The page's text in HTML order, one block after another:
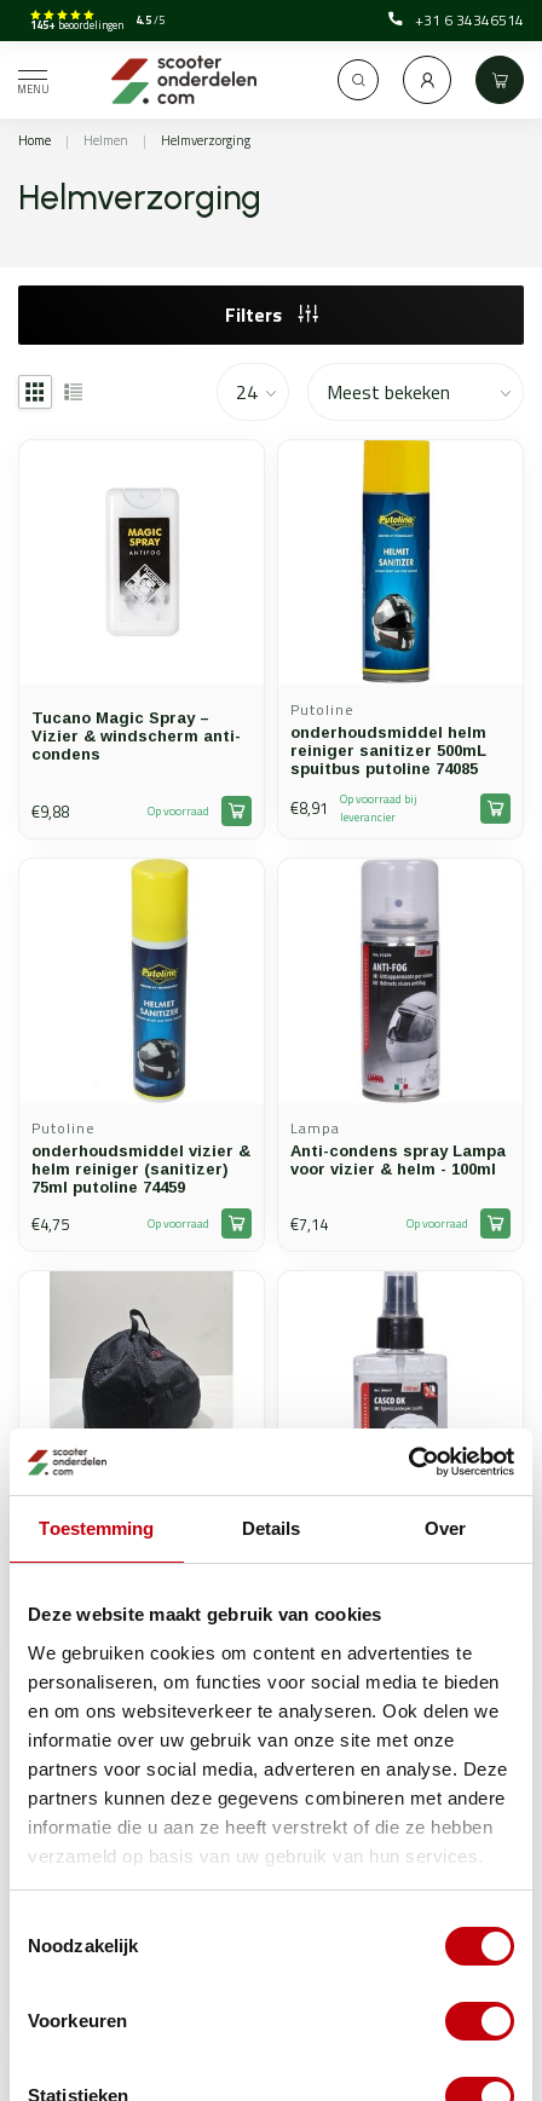
Toestemming Details Over
Deze website maakt gebruik van cookies
We gebruiken cookies om content en advertenties te
personaliseren, om functies voor social media te bieden
en om ons websiteverkeer te analyseren. Ook delen we
informatie over uw gebruik van onze site met onze
partners voor social media, adverteren en analyse. Deze
partners kunnen deze gegevens combineren met andere
informatie die u aan ze heeft verstrekt of die ze hebben
verzameld op basis van uw gebruik van hun services.
Noodzakelijk
Voorkeuren
Statistieken
145+ beoordelingen 4.5/5 +31 6 34346514
MENU
Home | Helmen | Helmverzorging
Helmverzorging
Filters
Tucano Magic Spray –
Vizier & windscherm anti-
condens
€9,88 Op voorraad
Putoline
onderhoudsmiddel helm
reiniger sanitizer 500mL
spuitbus putoline 74085
€8,91
Op voorraad bij
leverancier
Putoline
onderhoudsmiddel vizier &
helm reiniger (sanitizer)
75ml putoline 74459
€4,75 Op voorraad
Lampa
Anti-condens spray Lampa
voor vizier & helm - 100ml
€7,14 Op voorraad
ZWART
€19,95 Op voorraad
Lampa
onderhoudsmiddel lampa
€6,23
Op voorraad bij
Lampa
leverancier
helm wandsteun metaal